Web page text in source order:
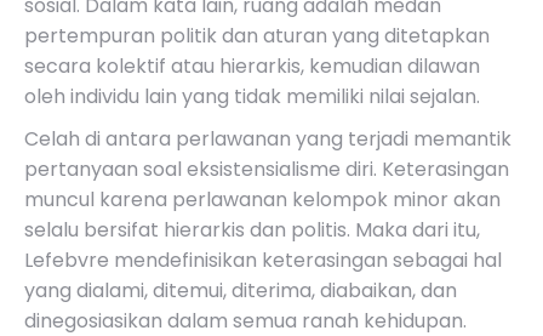
pertempuran politik dan aturan yang ditetapkan
secara kolektif atau hierarkis, kemudian dilawan
oleh individu lain yang tidak memiliki nilai sejalan.
Celah di antara perlawanan yang terjadi memantik
pertanyaan soal eksistensialisme diri. Keterasingan
muncul karena perlawanan kelompok minor akan
selalu bersifat hierarkis dan politis. Maka dari itu,
Lefebvre mendefinisikan keterasingan sebagai hal
yang dialami, ditemui, diterima, diabaikan, dan
dinegosiasikan dalam semua ranah kehidupan.